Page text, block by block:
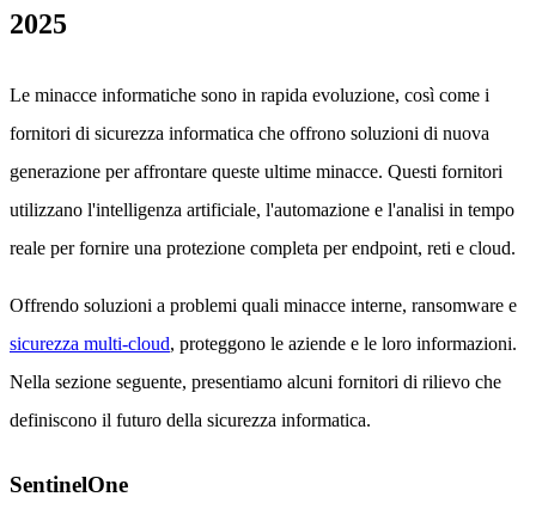
2025
Le minacce informatiche sono in rapida evoluzione, così come i
fornitori di sicurezza informatica che offrono soluzioni di nuova
generazione per affrontare queste ultime minacce. Questi fornitori
utilizzano l'intelligenza artificiale, l'automazione e l'analisi in tempo
reale per fornire una protezione completa per endpoint, reti e cloud.
Offrendo soluzioni a problemi quali minacce interne, ransomware e
sicurezza multi-cloud, proteggono le aziende e le loro informazioni.
Nella sezione seguente, presentiamo alcuni fornitori di rilievo che
definiscono il futuro della sicurezza informatica.
SentinelOne